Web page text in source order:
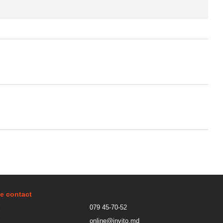
contact
079 45-70-52
online@invito.md